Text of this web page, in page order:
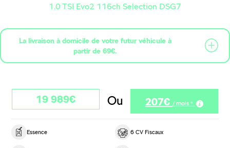
1.0 TSI Evo2 116ch Selection DSG7
Essence 6 CV Fiscaux
19 989€ Ou 207€/ mois *
La livraison à domicile de votre futur véhicule à
partir de 69€.